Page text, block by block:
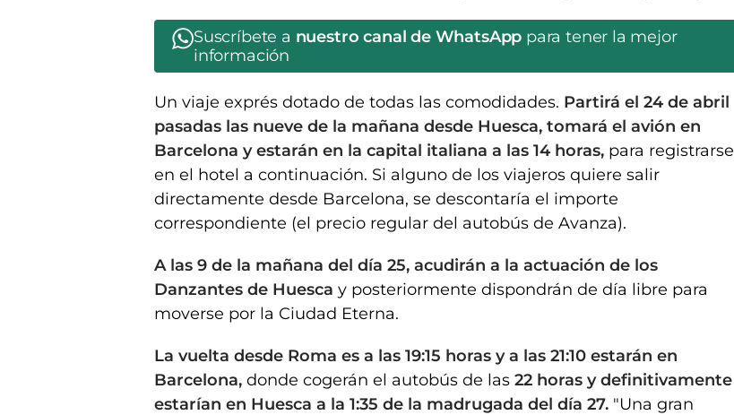
Suscríbete a nuestro canal de WhatsApp para tener la mejor
información
Un viaje exprés dotado de todas las comodidades. Partirá el 24 de abril
pasadas las nueve de la mañana desde Huesca, tomará el avión en
Barcelona y estarán en la capital italiana a las 14 horas, para registrarse
en el hotel a continuación. Si alguno de los viajeros quiere salir
directamente desde Barcelona, se descontaría el importe
correspondiente (el precio regular del autobús de Avanza).
A las 9 de la mañana del día 25, acudirán a la actuación de los
Danzantes de Huesca y posteriormente dispondrán de día libre para
moverse por la Ciudad Eterna.
La vuelta desde Roma es a las 19:15 horas y a las 21:10 estarán en
Barcelona, donde cogerán el autobús de las 22 horas y definitivamente
estarían en Huesca a la 1:35 de la madrugada del día 27. "Una gran